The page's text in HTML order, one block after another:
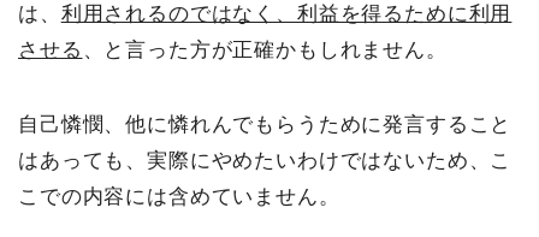
は、 利用されるのではなく、利益を得るために利用
させる 、と言った方が正確かもしれません。
自己憐憫、他に憐れんでもらうために発言すること
はあっても、実際にやめたいわけではないため、こ
こでの内容には含めていません。